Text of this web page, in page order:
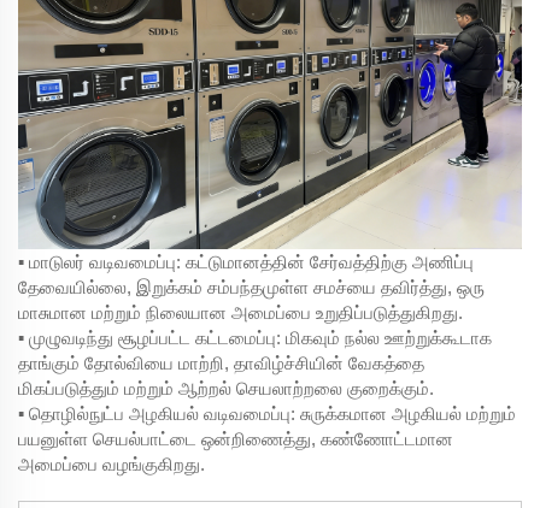
▪ மாடுலர் வடிவமைப்பு: கட்டுமானத்தின் சேர்வத்திற்கு அணிப்பு
தேவையில்லை, இறுக்கம் சம்பந்தமுள்ள சமச்யை தவிர்த்து, ஒரு
மாசுமான மற்றும் நிலையான அமைப்பை உறுதிப்படுத்துகிறது.
▪ முழுவடிந்து சூழப்பட்ட கட்டமைப்பு: மிகவும் நல்ல ஊற்றுக்கூடாக
தாங்கும் தோல்வியை மாற்றி, தாவிழ்ச்சியின் வேகத்தை
மிகப்படுத்தும் மற்றும் ஆற்றல் செயலாற்றலை குறைக்கும்.
▪ தொழில்நுட்ப அழகியல் வடிவமைப்பு: சுருக்கமான அழகியல் மற்றும்
பயனுள்ள செயல்பாட்டை ஒன்றிணைத்து, கண்ணோட்டமான
அமைப்பை வழங்குகிறது.